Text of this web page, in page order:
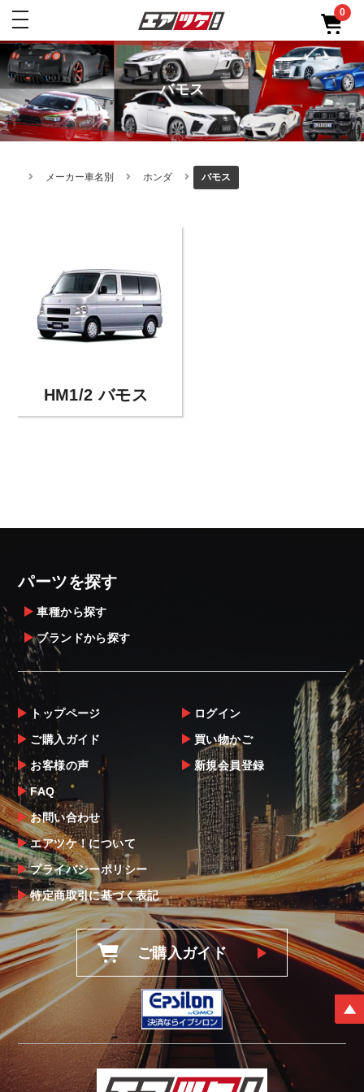
toggle
0
バモス
メーカー車名別 ホンダ バモス
HM1/2 バモス
パーツを探す
車種から探す
ブランドから探す
トップページ
ご購入ガイド
お客様の声
FAQ
お問い合わせ
エアツケ！について
プライバシーポリシー
特定商取引に基づく表記
ログイン
買い物かご
新規会員登録
ご購入ガイド